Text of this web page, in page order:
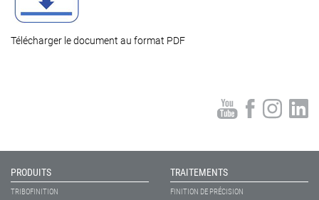
Télécharger le document au format PDF
PRODUITS
TRIBOFINITION
TRAITEMENTS
FINITION DE PRÉCISION